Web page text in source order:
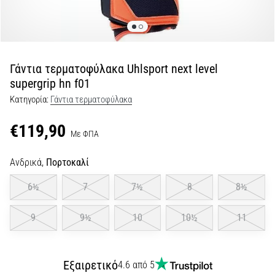
άρθρων
Γάντια τερματοφύλακα Uhlsport next level
supergrip hn f01
Κατηγορία: Γάντια τερματοφύλακα
€119,90 Με ΦΠΑ
Ανδρικά, Πορτοκαλί
6½ 7 7½ 8 8½
9 9½ 10 10½ 11
Εξαιρετικό4.6 από 5